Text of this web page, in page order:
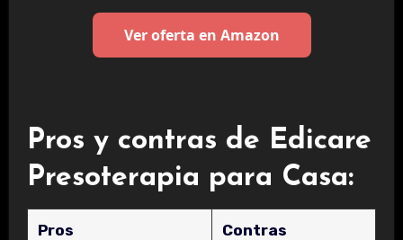
Ver oferta en Amazon
Pros y contras de Edicare
Presoterapia para Casa:
Pros Contras